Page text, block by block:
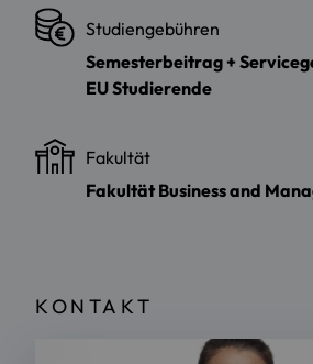
Studiengebühren
Semesterbeitrag +
EU Studierende
Fakultät
Fakultät Business and
KONTAKT